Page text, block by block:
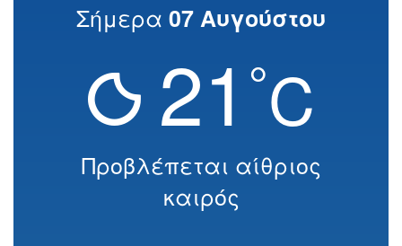
Σήμερα 07 Αυγούστου
21 °C
Προβλέπεται αίθριος
καιρός